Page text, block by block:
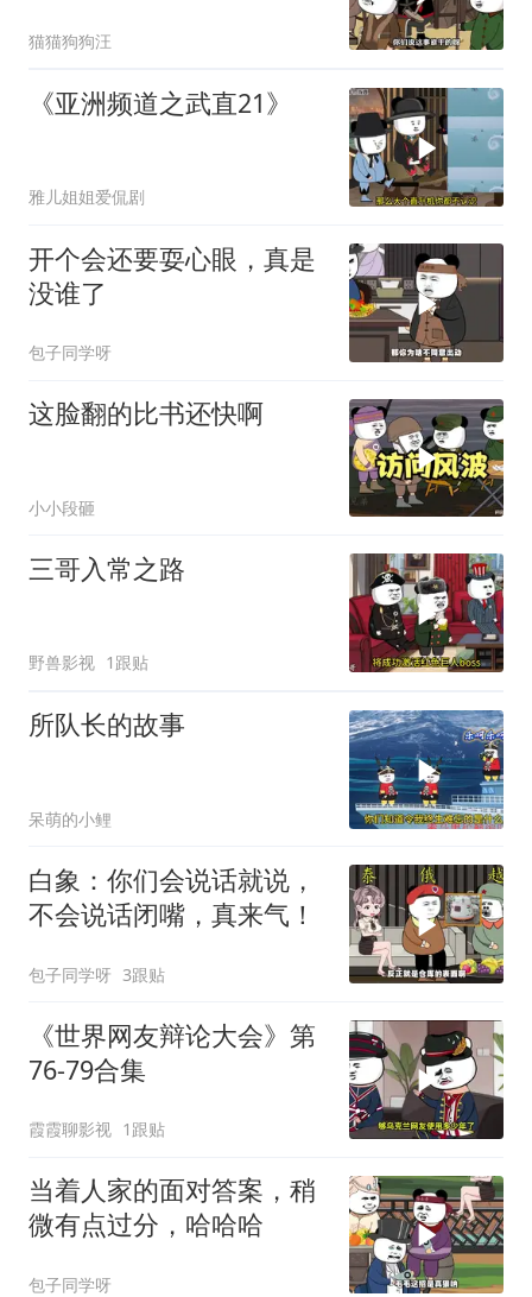
猫猫狗狗汪
《亚洲频道之武直21》
雅儿姐姐爱侃剧
开个会还要耍心眼，真是
没谁了
包子同学呀
这脸翻的比书还快啊
小小段砸
三哥入常之路
野兽影视 1跟贴
所队长的故事
呆萌的小鲤
白象：你们会说话就说，
不会说话闭嘴，真来气！
包子同学呀 3跟贴
《世界网友辩论大会》第
76-79合集
霞霞聊影视 1跟贴
当着人家的面对答案，稍
微有点过分，哈哈哈
包子同学呀